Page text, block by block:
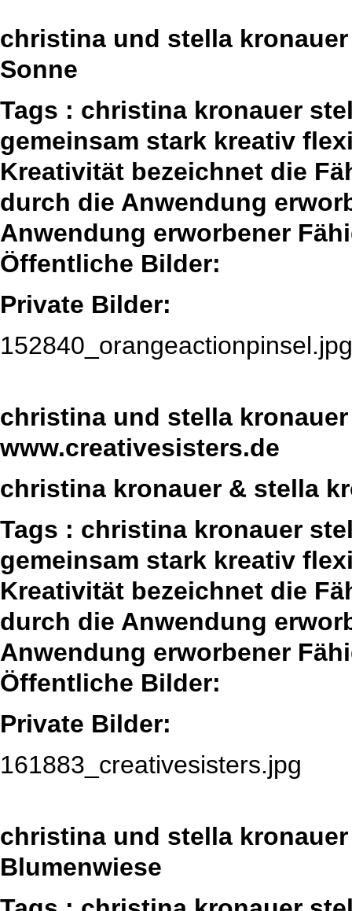
christina und stella kronauer
Sonne
Tags : christina kronauer
gemeinsam stark kreativ
Kreativität bezeichnet die
durch die Anwendung
Anwendung erworbener
Öffentliche Bilder:
Private Bilder:
152840_orangeactionpinsel.jpg
christina und stella kronauer
www.creativesisters.de
christina kronauer & stella
Tags : christina kronauer
gemeinsam stark kreativ
Kreativität bezeichnet die
durch die Anwendung
Anwendung erworbener
Öffentliche Bilder:
Private Bilder:
161883_creativesisters.jpg
christina und stella kronauer
Blumenwiese